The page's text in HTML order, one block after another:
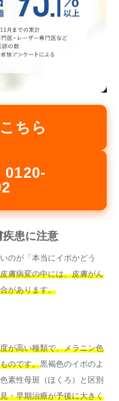
ちら
0120-
疾患に注意
のが「本当にイボかどう
膚病変の中には、皮膚がん
があります。
が高い種類で、メラニン色
のです。黒褐色のイボのよ
素性母斑（ほくろ）と区別
・早期治療が予後に大きく